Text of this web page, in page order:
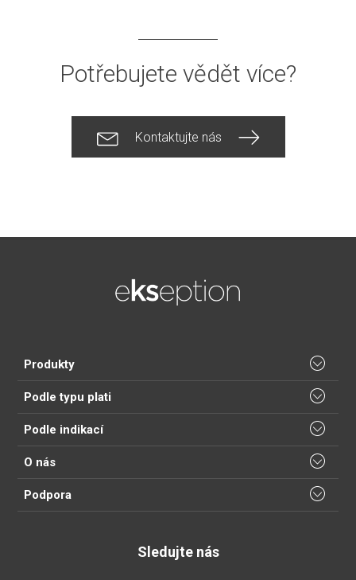
Potřebujete vědět více?
Kontaktujte nás
Produkty
Podle typu plati
Podle indikací
O nás
Podpora
Sledujte nás